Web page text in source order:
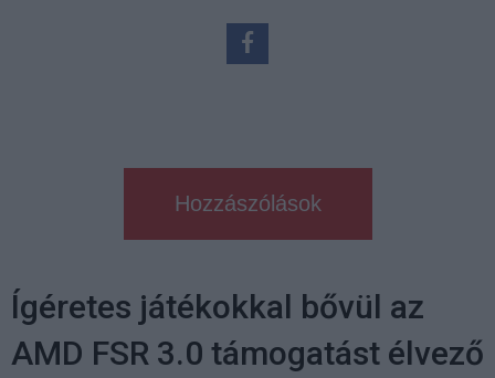
Hozzászólások
Ígéretes játékokkal bővül az
AMD FSR 3.0 támogatást élvező